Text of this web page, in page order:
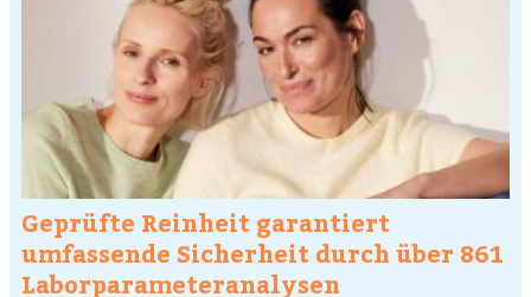
Geprüfte Reinheit garantiert
umfassende Sicherheit durch über 861
Laborparameteranalysen